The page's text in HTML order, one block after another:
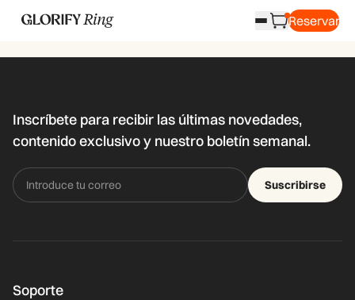
Reservar
Inscríbete para recibir las últimas novedades,
contenido exclusivo y nuestro boletín semanal.
Suscribirse
Soporte